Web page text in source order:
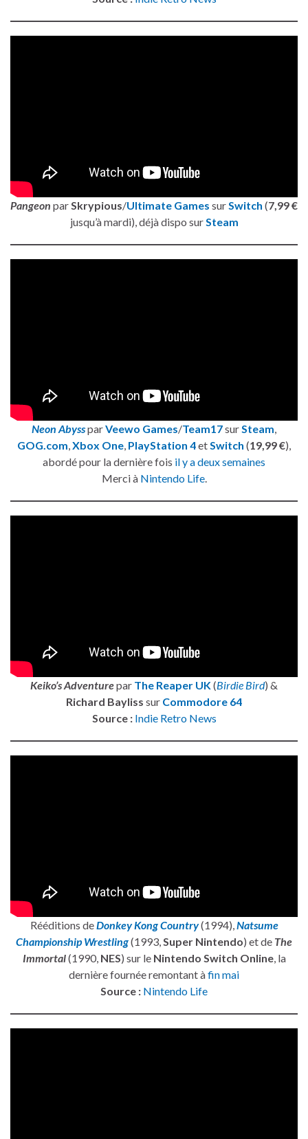
Pangeon parSkrypious/Ultimate Games surSwitch (7,99 €
jusqu’à mardi), déjà dispo surSteam
Neon AbyssparVeewo Games/Team17surSteam,
GOG.com,Xbox One, PlayStation 4etSwitch (19,99 €),
abordé pour la dernière fois il y a deux semaines
Merci à Nintendo Life.
Keiko’s Adventurepar The Reaper UK(Birdie Bird) &
Richard Bayliss sur Commodore 64
Source : Indie Retro News
Rééditions deDonkey Kong Country(1994),Natsume
Championship Wrestling(1993,Super Nintendo) et de The
Immortal(1990, NES) sur le Nintendo Switch Online, la
dernière fournée remontant àfin mai
Source : Nintendo Life